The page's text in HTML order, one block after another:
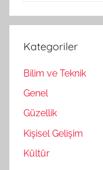
Kategoriler
Bilim ve Teknik
Genel
Güzellik
Kişisel Gelişim
Kültür